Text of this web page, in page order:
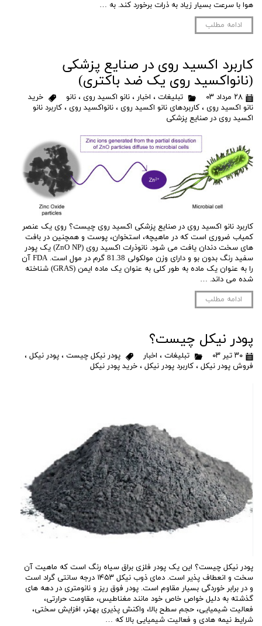
هوا با سرعت بسیار زیاد به ذرات برخورد کند. به …
ادامه مطلب
کاربرد اکسید روی در صنایع پزشکی
(نانواکسید روی یک ضد باکتری)
۲۸ مرداد ۰۳ تبلیغات ، اخبار ، نانو اکسید روی ، نانو
خرید
نانو اکسید روی ، کاربردهای نانو اکسید روی ، نانواکسید روی ، کاربرد نانو
اکسید روی در صنایع پزشکی
کاربرد نانو اکسید روی در صنایع پزشکی اکسید روی چیست؟ روی یک عنصر
کمیاب ضروری است که در ماهیچه، استخوان، پوست و همچنین در بافت
های سخت دندان یافت می شود. نانوذرات اکسید روی (ZnO NP) یک پودر
سفید رنگ بدون بو و دارای وزن مولکولی 81.38 گرم در مول است. FDA آن
را به عنوان یک ماده به طور کلی به عنوان یک ماده ایمن (GRAS) شناخته
شده می داند. …
ادامه مطلب
پودر نیکل چیست؟
۳۰ تیر ۰۳ تبلیغات ، اخبار پودر نیکل چیست ، پودر نیکل ،
فروش پودر نیکل ، کاربرد پودر نیکل ، خرید پودر نیکل
پودر نیکل چیست؟ این یک پودر فلزی براق سیاه رنگ است که ماهیت آن
سخت و انعطاف پذیر است. دمای ذوب نیکل ۱۴۵۳ درجه سانتی گراد است
و در برابر خوردگی بسیار مقاوم است. پودر فوق ریز و نانومتری در دهه های
گذشته به دلیل خواص خاص خود مانند مغناطیس، مقاومت حرارتی،
فعالیت شیمیایی، حجم سطح بالا، واکنش پذیری بهتر، افزایش سختی،
شرایط نیمه هادی و فعالیت شیمیایی بالا که …